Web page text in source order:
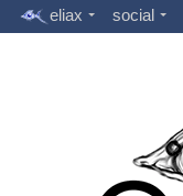
eliax social